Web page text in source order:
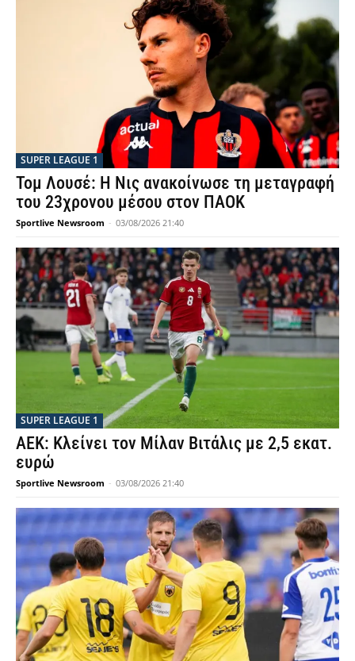
SUPER LEAGUE 1
Τομ Λουσέ: Η Νις ανακοίνωσε τη μεταγραφή
του 23χρονου μέσου στον ΠΑΟΚ
Sportlive Newsroom - 03/08/2026 21:40
SUPER LEAGUE 1
ΑΕΚ: Κλείνει τον Μίλαν Βιτάλις με 2,5 εκατ.
ευρώ
Sportlive Newsroom - 03/08/2026 21:40